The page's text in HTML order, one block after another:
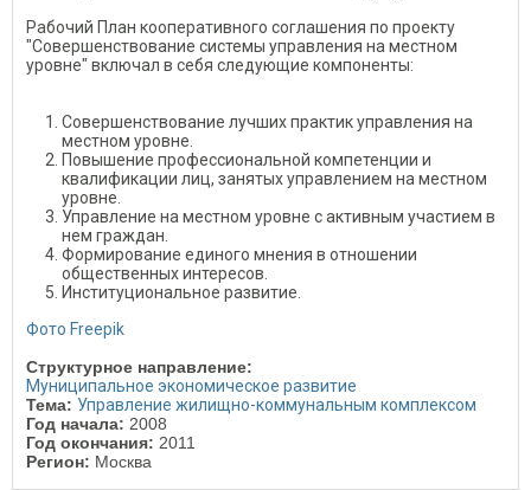
Рабочий План кооперативного соглашения по проекту
"Совершенствование системы управления на местном
уровне" включал в себя следующие компоненты:
Совершенствование лучших практик управления на
местном уровне.
Повышение профессиональной компетенции и
квалификации лиц, занятых управлением на местном
уровне.
Управление на местном уровне с активным участием в
нем граждан.
Формирование единого мнения в отношении
общественных интересов.
Институциональное развитие.
Фото Freepik
Структурное направление:
Муниципальное экономическое развитие
Тема: Управление жилищно-коммунальным комплексом
Год начала: 2008
Год окончания: 2011
Регион: Москва